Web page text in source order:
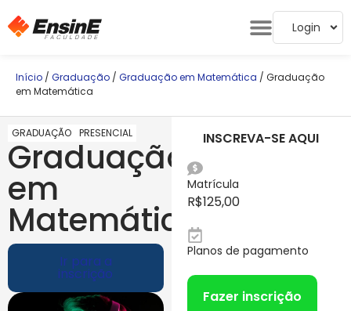
Login
Início / Graduação / Graduação em Matemática / Graduação
em Matemática
GRADUAÇÃO PRESENCIAL
Graduação
em
Matemática
Ir para a
inscrição
INSCREVA-SE AQUI
Matrícula
R$125,00
Planos de pagamento
Fazer inscrição